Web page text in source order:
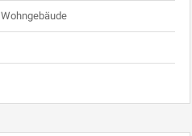
Wohngebäude